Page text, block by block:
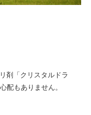
剤「クリスタルドラ
配もありません。